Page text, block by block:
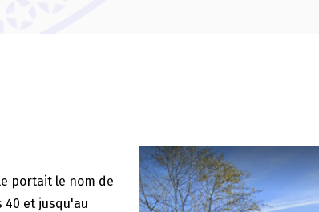
portait le nom de
et jusqu'au